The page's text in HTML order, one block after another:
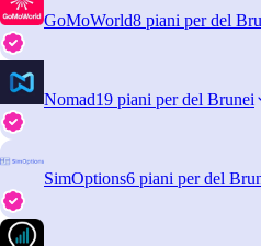
GoMoWorld8 piani per del
Nomad19 piani per del Brunei
SimOptions6 piani per del